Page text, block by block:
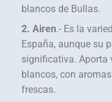
blancos de Bullas.
2. Airen.- Es la
España, aunque su
significativa. Aporta
blancos, con
frescas.